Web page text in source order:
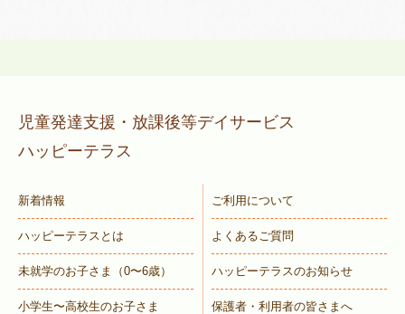
児童発達支援・放課後等デイサービス
ハッピーテラス
新着情報
ハッピーテラスとは
未就学のお子さま （0〜6歳）
小学生〜高校生のお子さま
ご利用について
よくあるご質問
ハッピーテラスのお知らせ
保護者・利用者の皆さまへ